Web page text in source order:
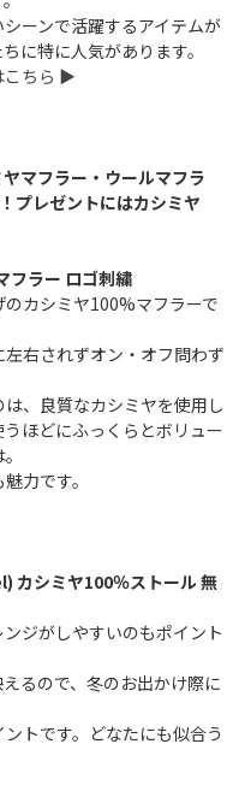
ーンで活躍するアイテムが
に特に人気があります。
こちら ▶︎
マフラー・ウールマフラ
プレゼントにはカシミヤ
フラー ロゴ刺繍
カシミヤ100%マフラーで
右されずオン・オフ問わず
、良質なカシミヤを使用し
ほどにふっくらとボリュー
力です。
カシミヤ100％ストール 無
ジがしやすいのもポイント
るので、冬のお出かけ際に
トです。どなたにも似合う